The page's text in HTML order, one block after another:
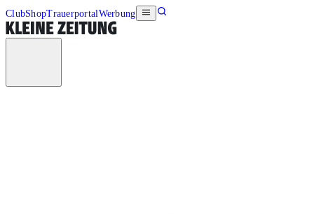
ClubShopTrauerportalWerbung